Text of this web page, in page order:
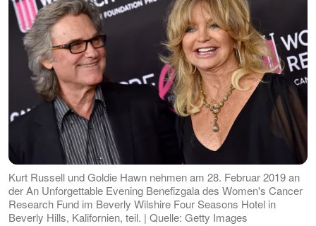
Kurt Russell und Goldie Hawn nehmen am 28. Februar 2019 an
der An Unforgettable Evening Benefizgala des Women's Cancer
Research Fund im Beverly Wilshire Four Seasons Hotel in
Beverly Hills, Kalifornien, teil. | Quelle: Getty Images